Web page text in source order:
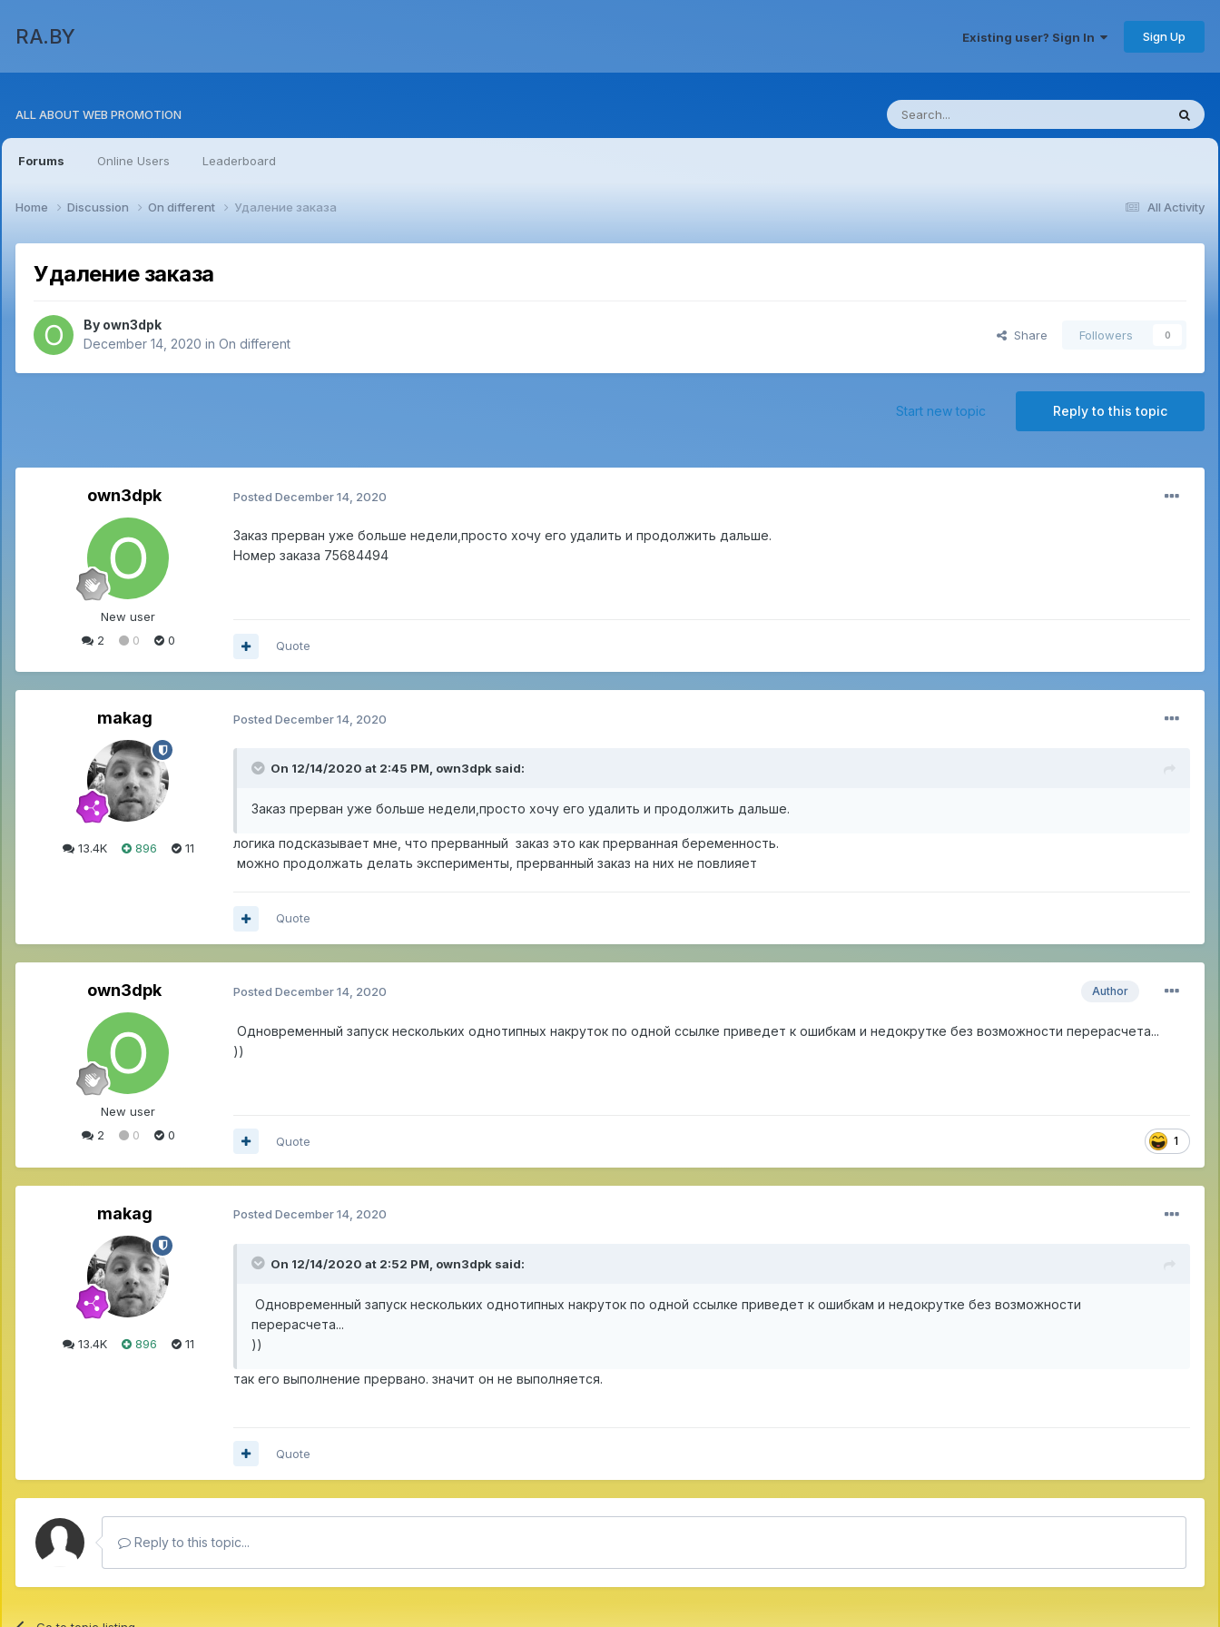
RA.BY Existing user? Sign In Sign Up
ALL ABOUT WEB PROMOTION
Forums Online Users Leaderboard
All Activity
Home Discussion On different Удаление заказа
Удаление заказа
By own3dpk
December 14, 2020 in On different
Share Followers 0
Reply to this topic
Start new topic
own3dpk
New user
2
0 0
Posted December 14, 2020
Заказ прерван уже больше недели,просто хочу его удалить и продолжить дальше.
Номер заказа 75684494
Quote
makag
13.4K 896 11
Posted December 14, 2020
On 12/14/2020 at 2:45 PM, own3dpk said:
Заказ прерван уже больше недели,просто хочу его удалить и продолжить дальше.
логика подсказывает мне, что прерванный заказ это как прерванная беременность.
можно продолжать делать эксперименты, прерванный заказ на них не повлияет
Quote
own3dpk
New user
2
0 0
Author
Posted December 14, 2020
Одновременный запуск нескольких однотипных накруток по одной ссылке приведет к ошибкам и недокрутке без возможности перерасчета...
))
1
Quote
makag
13.4K 896 11
Posted December 14, 2020
On 12/14/2020 at 2:52 PM, own3dpk said:
Одновременный запуск нескольких однотипных накруток по одной ссылке приведет к ошибкам и недокрутке без возможности
перерасчета...
))
так его выполнение прервано. значит он не выполняется.
Quote
Reply to this topic...